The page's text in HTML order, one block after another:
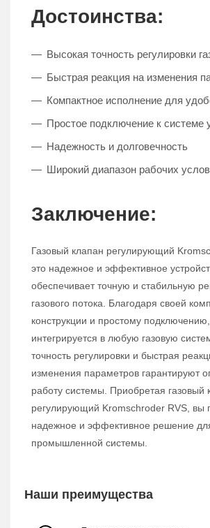
Достоинства:
Высокая точность регулировки
Быстрая реакция на изменения
Компактное исполнение для
Простое подключение к системе
Надежность и долговечность
Широкий диапазон рабочих
Заключение:
Газовый клапан регулирующий
это надежное и эффективное
обеспечивает точную и стабильную
газового потока. Благодаря своей
конструкции и простому
интегрируется в любую газовую
точность регулировки и быстрая
изменения параметров гарантируют
работу системы. Приобретая газовый
регулирующий Kromschroder RVS, вы
надежное и эффективное решение
промышленной системы.
Наши преимущества